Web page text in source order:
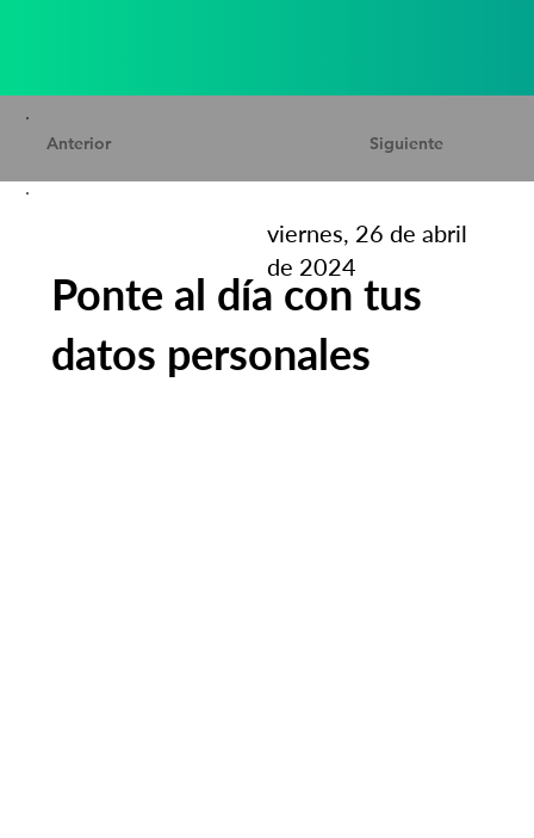
Siguiente
Anterior
viernes, 26 de abril
de 2024
Ponte al día con tus
datos personales